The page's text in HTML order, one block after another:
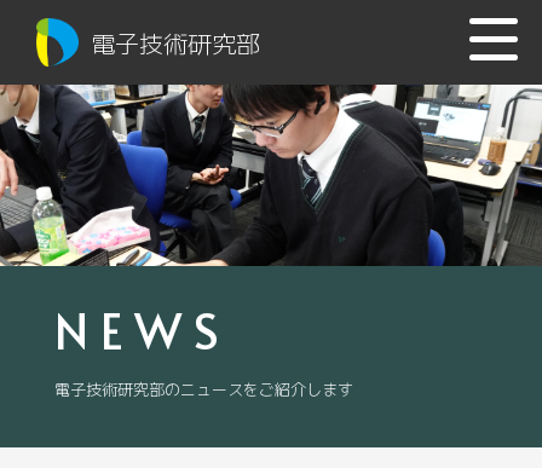
電子技術研究部
NEWS
電子技術研究部のニュースをご紹介します